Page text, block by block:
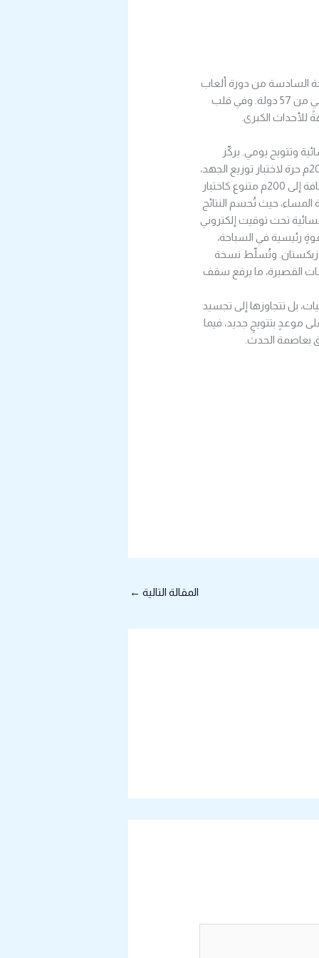
السادسة من دورة ألعاب
التضامن الإسلامي – الرياض 2025، التي تُقام خلال الفترة 7–21 نوفمبر 2025بمشاركة أكثر من 3000 رياضي من 57 دولة. وفي قلب
للأحداث الكبرى.
مسائية وتتويج يومي. يركّز
البرنامج على أشهر السباقات التي تجذب أكبر متابعة: 50م حرة و100م حرة بصراعات السرعة الخاطفة، و200م حرة لاختبار توزيع الجهد،
و100م فراشة لقراءة الانطلاقة والدوران، و100م ظهر و100م صدر بما تحمله من فروق تقنية حاسمة، إضافة إلى 200م متنوع كاختبار
بمكانتها كذروة المساء، حيث تُحسم النتائج
مسائية تحت توقيت إلكتروني
رئيسية في السباحة،
وتُسلّط نسخة
القصيرة، ما يرفع سقف
عند حدود الميداليات، بل تتجاوزها إلى تجسيد
موعدٍ بتتويجٍ جديد، فيما
بعاصمة الحدث.
المقالة التالية ←